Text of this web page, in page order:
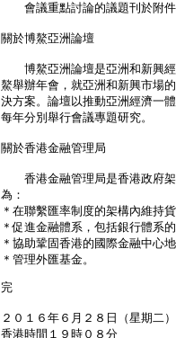
會議重點討論的議題刊於附件
關於博鰲亞洲論壇
博鰲亞洲論壇是亞洲和新興經
鰲舉辦年會，就亞洲和新興市場
決方案。論壇以推動亞洲經濟一
每年分別舉行會議專題研究。
關於香港金融管理局
香港金融管理局是香港政府架
為：
＊在聯繫匯率制度的架構內維持
＊促進金融體系，包括銀行體系
＊協助鞏固香港的國際金融中心
＊管理外匯基金。
完
２０１６年６月２８日（星期二）
香港時間１９時０８分